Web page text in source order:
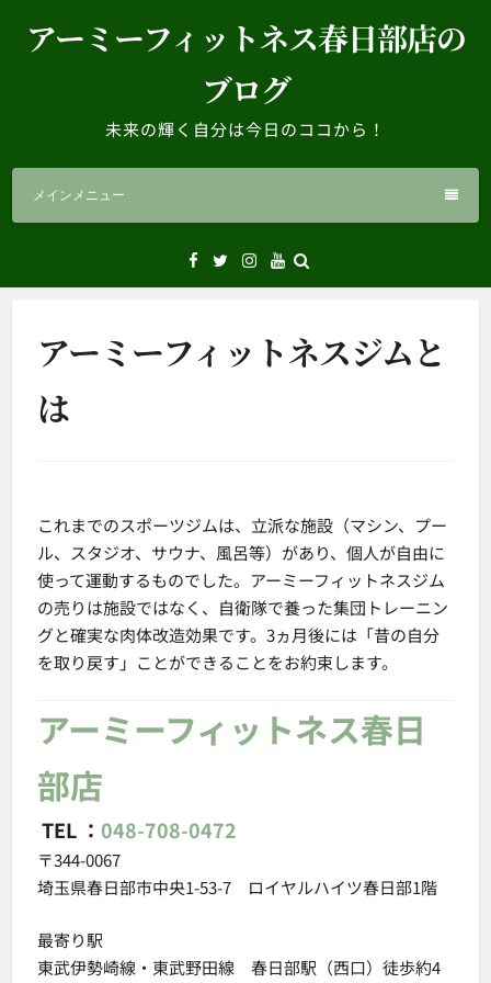
ス
アーミーフィットネス春日部店の
ブログ
未来の輝く自分は今日のココから！
メインメニュー
Facebook
TwitterInstagram
YouTube
アーミーフィットネスジムと
は
これまでのスポーツジムは、立派な施設（マシン、プー
ル、スタジオ、サウナ、風呂等）があり、個人が自由に
使って運動するものでした。アーミーフィットネスジム
の売りは施設ではなく、自衛隊で養った集団トレーニン
グと確実な肉体改造効果です。3ヵ月後には「昔の自分
を取り戻す」ことができることをお約束します。
アーミーフィットネス春日
部店
TEL ： 048-708-0472
〒344-0067
埼玉県春日部市中央1-53-7 ロイヤルハイツ春日部1階
最寄り駅
東武伊勢崎線・東武野田線 春日部駅（西口）徒歩約4